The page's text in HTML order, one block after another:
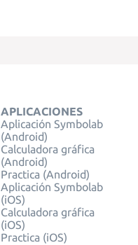
APLICACIONES
Aplicación Symbolab
(Android)
Calculadora gráfica
(Android)
Practica (Android)
Aplicación Symbolab
(iOS)
Calculadora gráfica
(iOS)
Practica (iOS)